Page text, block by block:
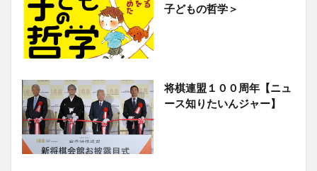
子どもの哲学＞
将棋連盟１００周年【ニュ
ース知りたいんジャー】